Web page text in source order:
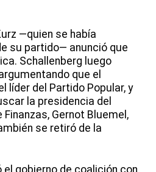
—quien se había
su partido— anunció que
Schallenberg luego
que el
líder del Partido Popular, y
la presidencia del
Gernot Bluemel,
se retiró de la